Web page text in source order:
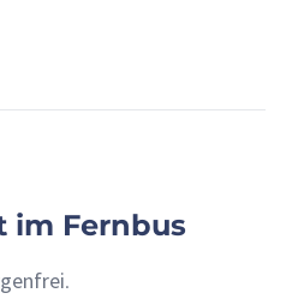
im Fernbus
.